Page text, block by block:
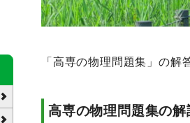
「高専の物理問題集」の解
高専の物理問題集の